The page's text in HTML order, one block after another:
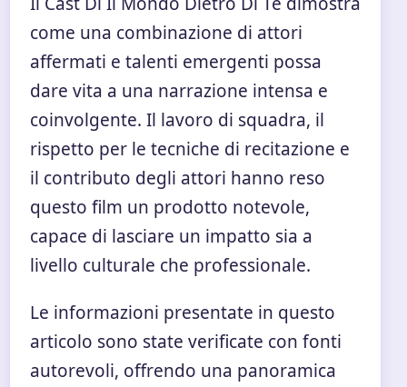
come una combinazione di attori
affermati e talenti emergenti possa
dare vita a una narrazione intensa e
coinvolgente. Il lavoro di squadra, il
rispetto per le tecniche di recitazione e
il contributo degli attori hanno reso
questo film un prodotto notevole,
capace di lasciare un impatto sia a
livello culturale che professionale.
Le informazioni presentate in questo
articolo sono state verificate con fonti
autorevoli, offrendo una panoramica